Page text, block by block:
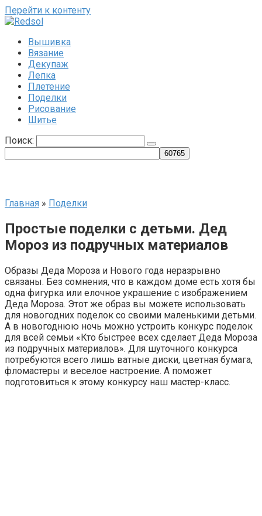
Перейти к контенту
Вышивка
Вязание
Декупаж
Лепка
Плетение
Поделки
Рисование
Шитье
Поиск:
Главная » Поделки
Простые поделки с детьми. Дед
Мороз из подручных материалов
Образы Деда Мороза и Нового года неразрывно
связаны. Без сомнения, что в каждом доме есть хотя бы
одна фигурка или елочное украшение с изображением
Деда Мороза. Этот же образ вы можете использовать
для новогодних поделок со своими маленькими детьми.
А в новогоднюю ночь можно устроить конкурс поделок
для всей семьи «Кто быстрее всех сделает Деда Мороза
из подручных материалов». Для шуточного конкурса
потребуются всего лишь ватные диски, цветная бумага,
фломастеры и веселое настроение. А поможет
подготовиться к этому конкурсу наш мастер-класс.